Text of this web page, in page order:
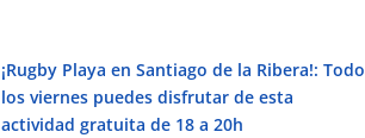
¡Rugby Playa en Santiago de la Ribera!: Todo
los viernes puedes disfrutar de esta
actividad gratuita de 18 a 20h